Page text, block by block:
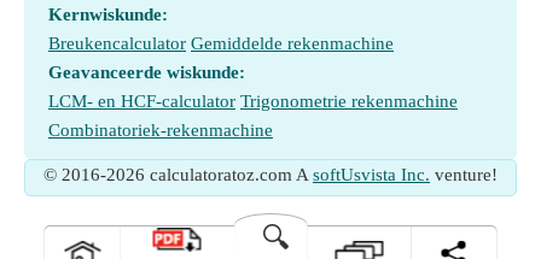
Kernwiskunde:
Breukencalculator Gemiddelde rekenmachine
Geavanceerde wiskunde:
LCM- en HCF-calculator Trigonometrie rekenmachine
Combinatoriek-rekenmachine
© 2016-2026 calculatoratoz.com A softUsvista Inc. venture!
🔍